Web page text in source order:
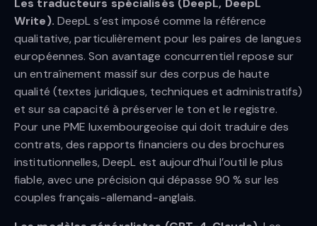
Les traducteurs spécialisés (DeepL, DeepL
Write). DeepL s’est imposé comme la référence
qualitative, particulièrement pour les paires de langues
européennes. Son avantage concurrentiel repose sur
un entraînement massif sur des corpus de haute
qualité (textes juridiques, techniques et administratifs)
et sur sa capacité à préserver le ton et le registre.
Pour une PME luxembourgeoise qui doit traduire des
contrats, des rapports financiers ou des brochures
institutionnelles, DeepL est aujourd’hui l’outil le plus
fiable, avec une précision qui dépasse 90 % sur les
couples français-allemand-anglais.